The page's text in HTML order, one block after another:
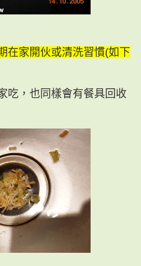
在家開伙或清洗習慣(如下
吃，也同樣會有餐具回收